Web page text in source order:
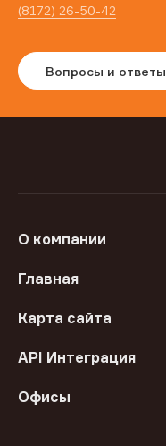
(8172) 26-50-42
Вопросы и ответы
О компании
Главная
Карта сайта
API Интеграция
Офисы